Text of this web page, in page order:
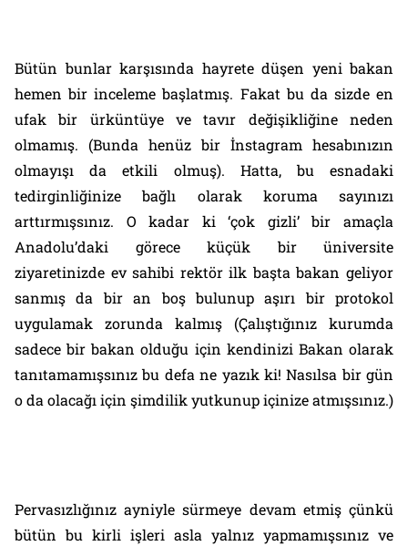
Bütün bunlar karşısında hayrete düşen yeni bakan
hemen bir inceleme başlatmış. Fakat bu da sizde en
ufak bir ürküntüye ve tavır değişikliğine neden
olmamış. (Bunda henüz bir İnstagram hesabınızın
olmayışı da etkili olmuş). Hatta, bu esnadaki
tedirginliğinize bağlı olarak koruma sayınızı
arttırmışsınız. O kadar ki ‘çok gizli’ bir amaçla
Anadolu’daki görece küçük bir üniversite
ziyaretinizde ev sahibi rektör ilk başta bakan geliyor
sanmış da bir an boş bulunup aşırı bir protokol
uygulamak zorunda kalmış (Çalıştığınız kurumda
sadece bir bakan olduğu için kendinizi Bakan olarak
tanıtamamışsınız bu defa ne yazık ki! Nasılsa bir gün
o da olacağı için şimdilik yutkunup içinize atmışsınız.)
Pervasızlığınız ayniyle sürmeye devam etmiş çünkü
bütün bu kirli işleri asla yalnız yapmamışsınız ve